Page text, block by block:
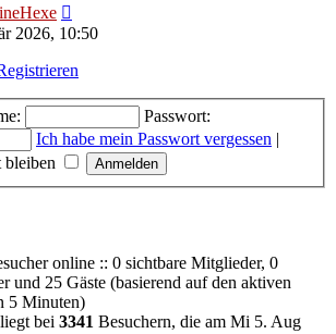
Beitrag
2026, 10:50
Passwort:
Ich habe mein Passwort vergessen |
bleiben
online :: 0 sichtbare Mitglieder, 0
und 25 Gäste (basierend auf den aktiven
5 Minuten)
bei 3341 Besuchern, die am Mi 5. Aug